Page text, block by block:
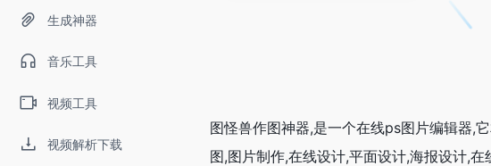
生成神器
音乐工具
视频工具
视频解析下载
图怪兽作图神器,是一个在线ps图片编辑器,
图,图片制作,在线设计,平面设计,海报设计,